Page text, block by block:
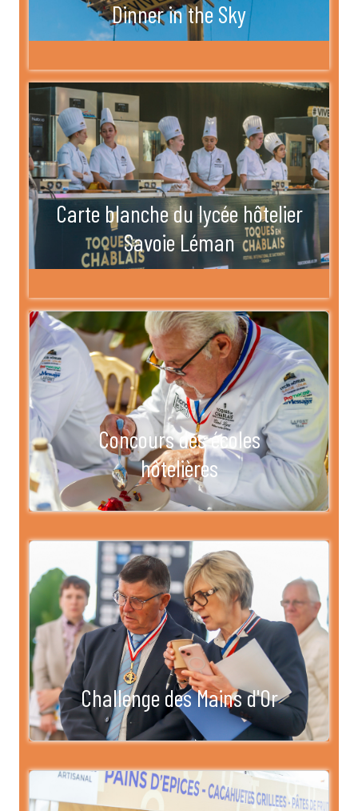
Dinner in the Sky
Carte blanche du lycée hôtelier
Savoie Léman
Concours des écoles
hôtelières
Challenge des Mains d'Or